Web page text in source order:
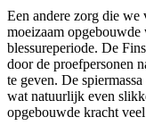
Een andere zorg die we
moeizaam
blessureperiode. De
door de proefpersonen
te geven. De
wat natuurlijk even
opgebouwde kracht